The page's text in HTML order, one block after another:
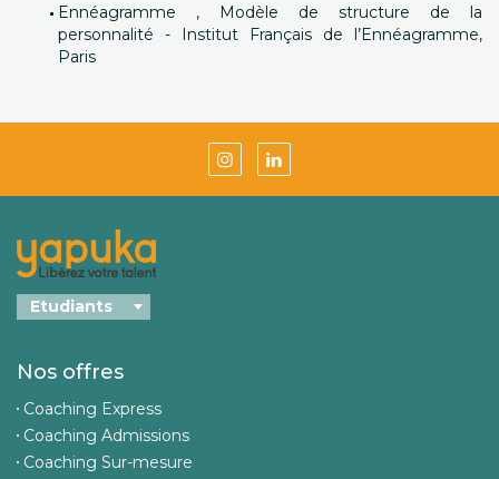
Ennéagramme , Modèle de structure de la
personnalité - Institut Français de l’Ennéagramme,
Paris
Nos offres
Coaching Express
Coaching Admissions
Coaching Sur-mesure